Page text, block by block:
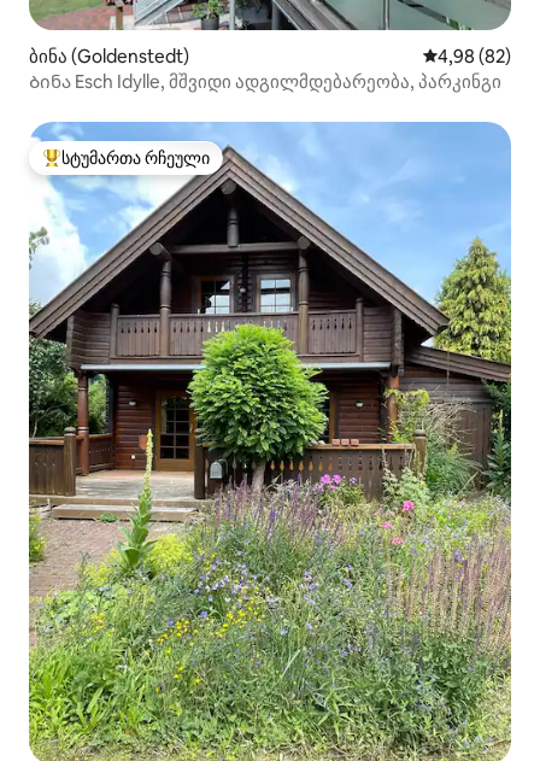
ბინა (Goldenstedt) საშუალო
4,98 (82)
Ბინა Esch Idylle, მშვიდი ადგილმდებარეობა, პარკინგი
სტუმართა რჩეული მოწინავე ვარიანტი
სტუმართა რჩეული